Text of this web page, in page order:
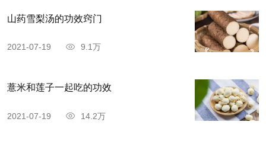
火收干汤汁即可。
山药雪梨汤的功效窍门
2021-07-19 9.1万
薏米和莲子一起吃的功效
2021-07-19 14.2万